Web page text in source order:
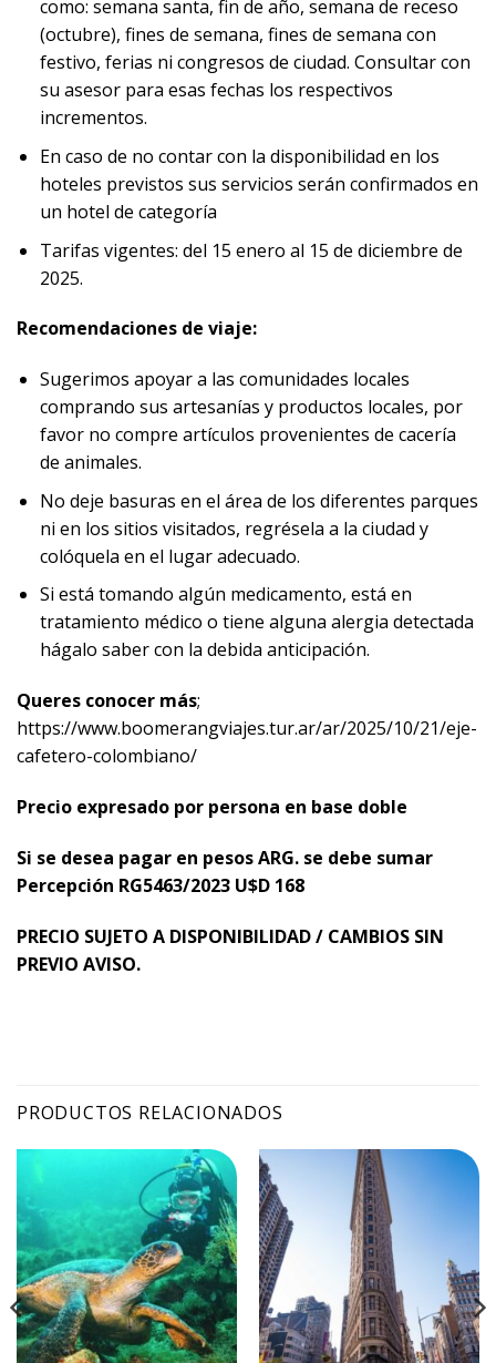
como: semana santa, fin de año, semana de receso
(octubre), fines de semana, fines de semana con
festivo, ferias ni congresos de ciudad. Consultar con
su asesor para esas fechas los respectivos
incrementos.
En caso de no contar con la disponibilidad en los
hoteles previstos sus servicios serán confirmados en
un hotel de categoría
Tarifas vigentes: del 15 enero al 15 de diciembre de
2025.
Recomendaciones de viaje:
Sugerimos apoyar a las comunidades locales
comprando sus artesanías y productos locales, por
favor no compre artículos provenientes de cacería
de animales.
No deje basuras en el área de los diferentes parques
ni en los sitios visitados, regrésela a la ciudad y
colóquela en el lugar adecuado.
Si está tomando algún medicamento, está en
tratamiento médico o tiene alguna alergia detectada
hágalo saber con la debida anticipación.
Queres conocer más;
https://www.boomerangviajes.tur.ar/ar/2025/10/21/eje-
cafetero-colombiano/
Precio expresado por persona en base doble
Si se desea pagar en pesos ARG. se debe sumar
Percepción RG5463/2023 U$D 168
PRECIO SUJETO A DISPONIBILIDAD / CAMBIOS SIN
PREVIO AVISO.
PRODUCTOS RELACIONADOS